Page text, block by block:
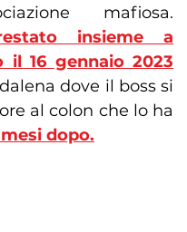
mafiosa.
insieme a
il 16 gennaio 2023
dove il boss si
al colon che lo ha
dopo.